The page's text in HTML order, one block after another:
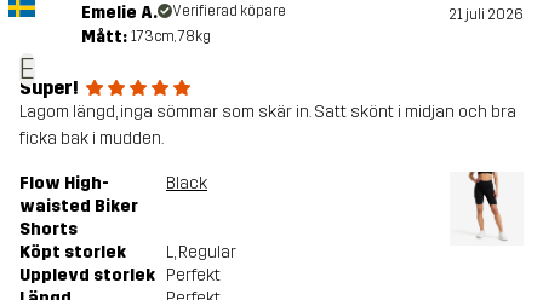
E
Emelie A. Verifierad köpare 21 juli 2026
Mått: 173cm, 78kg
Super!
Lagom längd, inga sömmar som skär in. Satt skönt i midjan och bra
ficka bak i mudden.
Flow High-
waisted Biker
Shorts
Black
Köpt storlek L, Regular
Upplevd storlek Perfekt